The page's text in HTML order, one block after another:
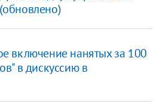
включение нанятых за 100
в дискуссию в